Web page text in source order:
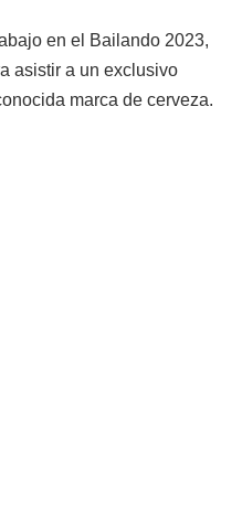
en el Bailando 2023,
asistir a un exclusivo
marca de cerveza.